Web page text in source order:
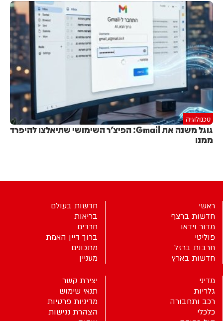
טכנולוגיה
גוגל משנה את Gmail: הפיצ'ר השימושי שתיאלצו להיפרד
ממנו
ראשי
חדשות ברצף
מדור וידאו
פוליטי
חרבות ברזל
חדשות בארץ
חדשות בעולם
בריאות
חרדים
ברוך דיין האמת
מתכונים
מעניין
מדיני
גלריות
רכב ותחבורה
כלכלי
יצירת קשר
תנאי שימוש
מדיניות פרטיות
הצהרת נגישות